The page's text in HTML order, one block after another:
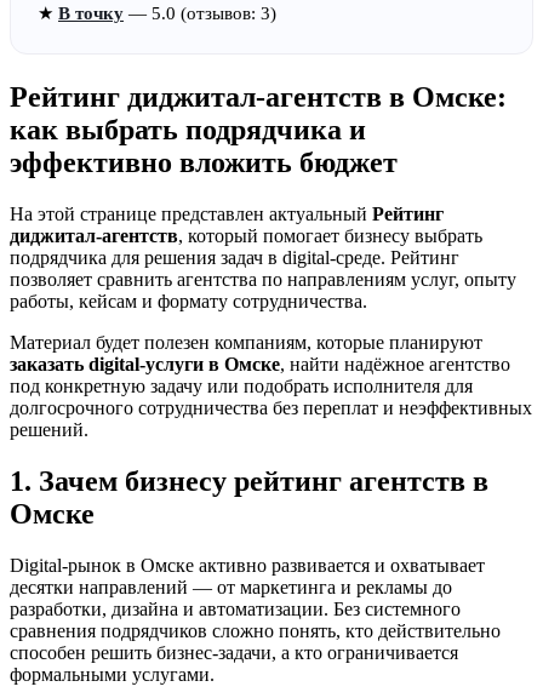
★ В точку — 5.0 (отзывов: 3)
Рейтинг диджитал-агентств в Омске:
как выбрать подрядчика и
эффективно вложить бюджет
На этой странице представлен актуальный Рейтинг
диджитал-агентств, который помогает бизнесу выбрать
подрядчика для решения задач в digital-среде. Рейтинг
позволяет сравнить агентства по направлениям услуг, опыту
работы, кейсам и формату сотрудничества.
Материал будет полезен компаниям, которые планируют
заказать digital-услуги в Омске, найти надёжное агентство
под конкретную задачу или подобрать исполнителя для
долгосрочного сотрудничества без переплат и неэффективных
решений.
1. Зачем бизнесу рейтинг агентств в
Омске
Digital-рынок в Омске активно развивается и охватывает
десятки направлений — от маркетинга и рекламы до
разработки, дизайна и автоматизации. Без системного
сравнения подрядчиков сложно понять, кто действительно
способен решить бизнес-задачи, а кто ограничивается
формальными услугами.